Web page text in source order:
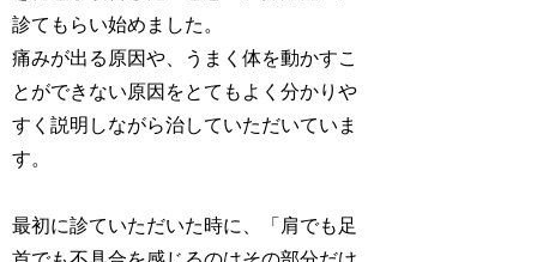
診てもらい始めました。
痛みが出る原因や、うまく体を動かすこ
とができない原因をとてもよく分かりや
すく説明しながら治していただいていま
す。
最初に診ていただいた時に、「肩でも足